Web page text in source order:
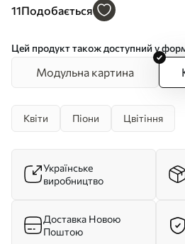
пелюстками Арт. s49208
11Подобається
Цей продукт також доступний у
Модульна картина
Квіти Піони Цвітіння
Українське
виробництво
Доставка Новою
Поштою